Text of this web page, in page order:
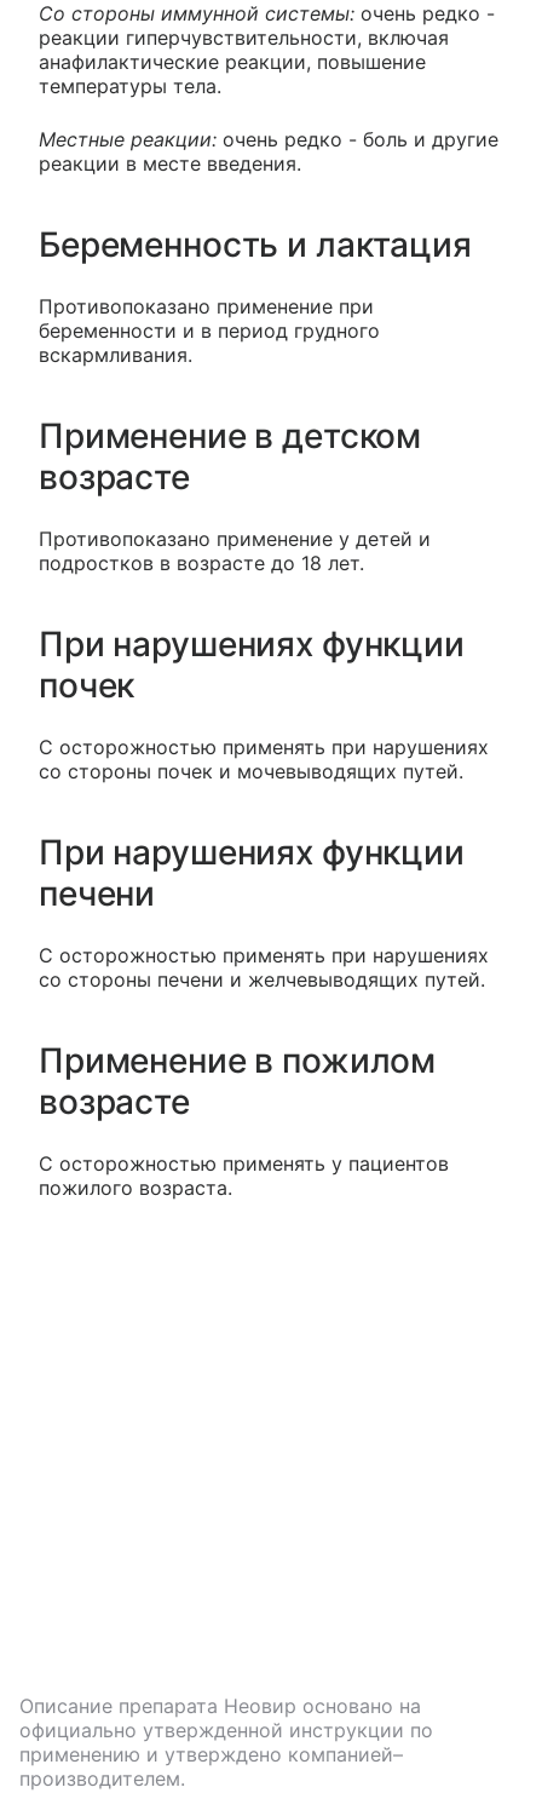
Со стороны иммунной системы: очень редко -
реакции гиперчувствительности, включая
анафилактические реакции, повышение
температуры тела.
Местные реакции: очень редко - боль и другие
реакции в месте введения.
Беременность и лактация
Противопоказано применение при
беременности и в период грудного
вскармливания.
Применение в детском
возрасте
Противопоказано применение у детей и
подростков в возрасте до 18 лет.
При нарушениях функции
почек
С осторожностью применять при нарушениях
со стороны почек и мочевыводящих путей.
При нарушениях функции
печени
С осторожностью применять при нарушениях
со стороны печени и желчевыводящих путей.
Применение в пожилом
возрасте
С осторожностью применять у пациентов
пожилого возраста.
Описание препарата Неовир основано на
официально утвержденной инструкции по
применению и утверждено компанией–
производителем.